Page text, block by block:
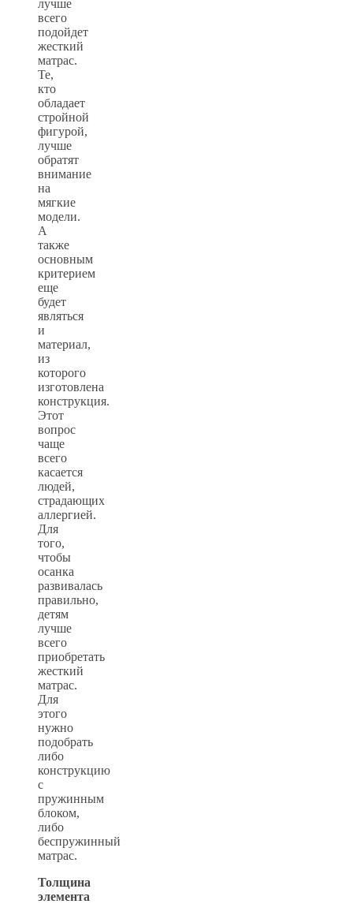
лучше
всего
подойдет
жесткий
матрас.
Те,
кто
обладает
стройной
фигурой,
лучше
обратят
внимание
на
мягкие
модели.
А
также
основным
критерием
еще
будет
являться
и
материал,
из
которого
изготовлена
конструкция.
Этот
вопрос
чаще
всего
касается
людей,
страдающих
аллергией.
Для
того,
чтобы
осанка
развивалась
правильно,
детям
лучше
всего
приобретать
жесткий
матрас.
Для
этого
нужно
подобрать
либо
конструкцию
с
пружинным
блоком,
либо
беспружинный
матрас.
Толщина
элемента